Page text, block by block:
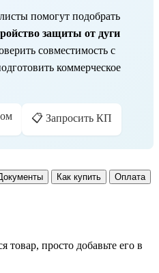
помогут подобрать
защиты от дуги
совместимость с
коммерческое
📋 Запросить КП
Как купить
Оплата
просто добавьте его в